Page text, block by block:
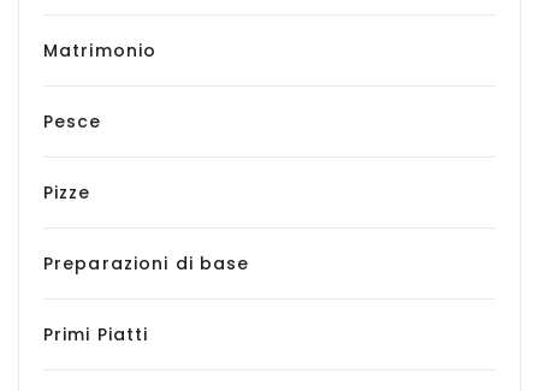
Matrimonio
Pesce
Pizze
Preparazioni di base
Primi Piatti